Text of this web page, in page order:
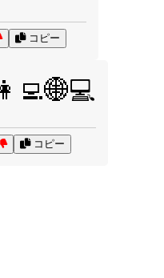
コピー
コピー